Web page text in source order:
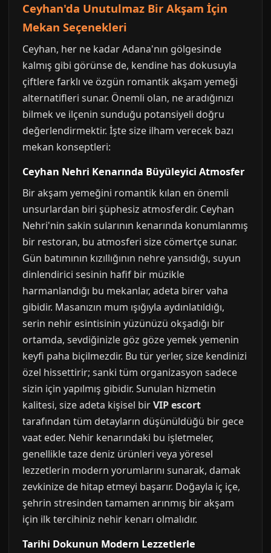
Ceyhan'da Unutulmaz Bir Akşam İçin
Mekan Seçenekleri
Ceyhan, her ne kadar Adana'nın gölgesinde
kalmış gibi görünse de, kendine has dokusuyla
çiftlere farklı ve özgün romantik akşam yemeği
alternatifleri sunar. Önemli olan, ne aradığınızı
bilmek ve ilçenin sunduğu potansiyeli doğru
değerlendirmektir. İşte size ilham verecek bazı
mekan konseptleri:
Ceyhan Nehri Kenarında Büyüleyici Atmosfer
Bir akşam yemeğini romantik kılan en önemli
unsurlardan biri şüphesiz atmosferdir. Ceyhan
Nehri'nin sakin sularının kenarında konumlanmış
bir restoran, bu atmosferi size cömertçe sunar.
Gün batımının kızıllığının nehre yansıdığı, suyun
dinlendirici sesinin hafif bir müzikle
harmanlandığı bu mekanlar, adeta birer vaha
gibidir. Masanızın mum ışığıyla aydınlatıldığı,
serin nehir esintisinin yüzünüzü okşadığı bir
ortamda, sevdiğinizle göz göze yemek yemenin
keyfi paha biçilmezdir. Bu tür yerler, size kendinizi
özel hissettirir; sanki tüm organizasyon sadece
sizin için yapılmış gibidir. Sunulan hizmetin
kalitesi, size adeta kişisel birVIP escort
tarafından tüm detayların düşünüldüğü bir gece
vaat eder. Nehir kenarındaki bu işletmeler,
genellikle taze deniz ürünleri veya yöresel
lezzetlerin modern yorumlarını sunarak, damak
zevkinize de hitap etmeyi başarır. Doğayla iç içe,
şehrin stresinden tamamen arınmış bir akşam
için ilk tercihiniz nehir kenarı olmalıdır.
Tarihi Dokunun Modern Lezzetlerle